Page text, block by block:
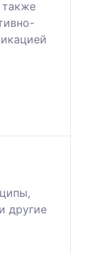
также
другие